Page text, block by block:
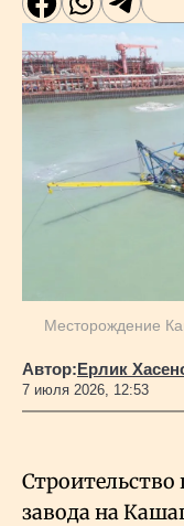
Рынки
Исследования
Люди
Life & Arts
Месторождение
Автор:Ерлик
7 июля 2026, 12:53
завода на